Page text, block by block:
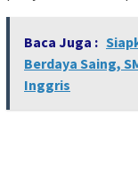
Baca Juga :
Berdaya Saing,
Inggris